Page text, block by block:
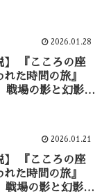
2026.01.28
】 『こころの座
た時間の旅』
戦場の影と幻影の
2026.01.21
】 『こころの座
た時間の旅』
戦場の影と幻影の